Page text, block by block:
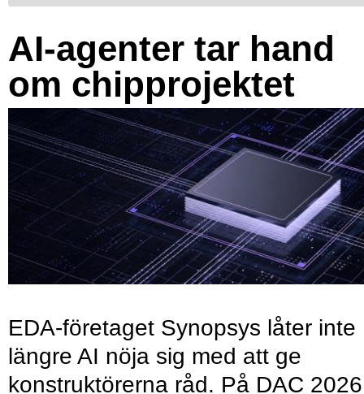
AI-agenter tar hand
om chipprojektet
EDA-företaget Synopsys låter inte
längre AI nöja sig med att ge
konstruktörerna råd. På DAC 2026